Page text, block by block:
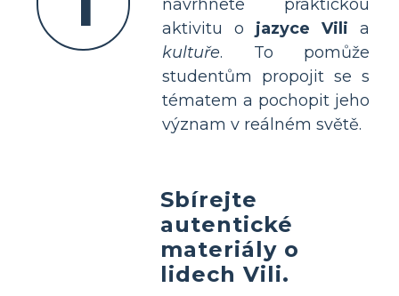
navrhnete praktickou
aktivitu o jazyce Vili a
kultuře. To pomůže
studentům propojit se s
tématem a pochopit jeho
význam v reálném světě.
Sbírejte
autentické
materiály o
lidech Vili.